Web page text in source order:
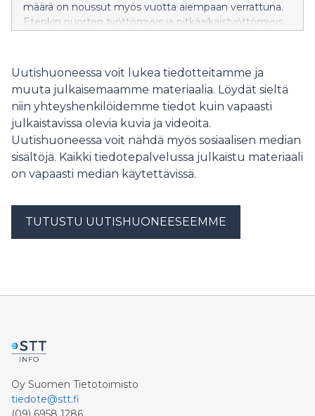
määrä on noussut myös vuotta aiempaan verrattuna.
Etenkin nuorten työttömyys ja pitkäaikaistyöttömyys
Uutishuoneessa voit lukea tiedotteitamme ja
muuta julkaisemaamme materiaalia. Löydät sieltä
niin yhteyshenkilöidemme tiedot kuin vapaasti
julkaistavissa olevia kuvia ja videoita.
Uutishuoneessa voit nähdä myös sosiaalisen median
sisältöjä. Kaikki tiedotepalvelussa julkaistu materiaali
on vapaasti median käytettävissä.
TUTUSTU UUTISHUONEESEEMME
Oy Suomen Tietotoimisto
tiedote@stt.fi